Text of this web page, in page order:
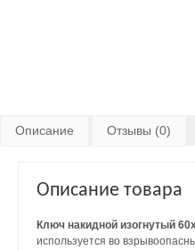
Описание Отзывы (0)
Описание товара
Ключ накидной изогнутый
используется во